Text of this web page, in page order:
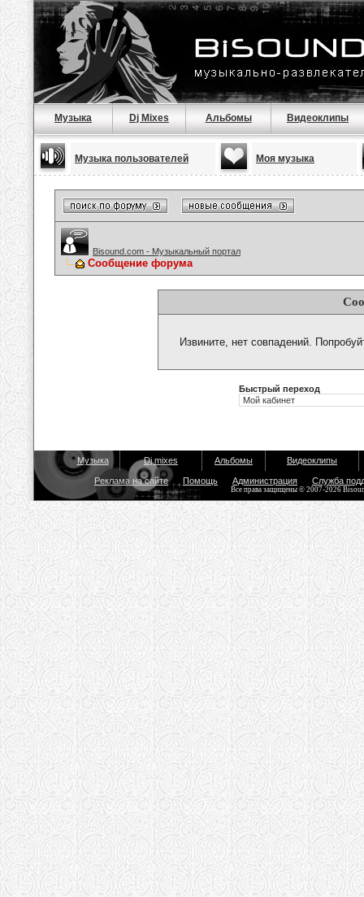
Музыка Dj Mixes Альбомы Видеоклипы
Музыка пользователей Моя музыка
Bisound.com - Музыкальный портал
Сообщение форума
Извините, нет совпадений.
Быстрый переход
Музыка Dj mixes Альбомы Видеоклипы
Реклама на сайте Помощь Администрация Служба
Все права защищены © 2007-2026